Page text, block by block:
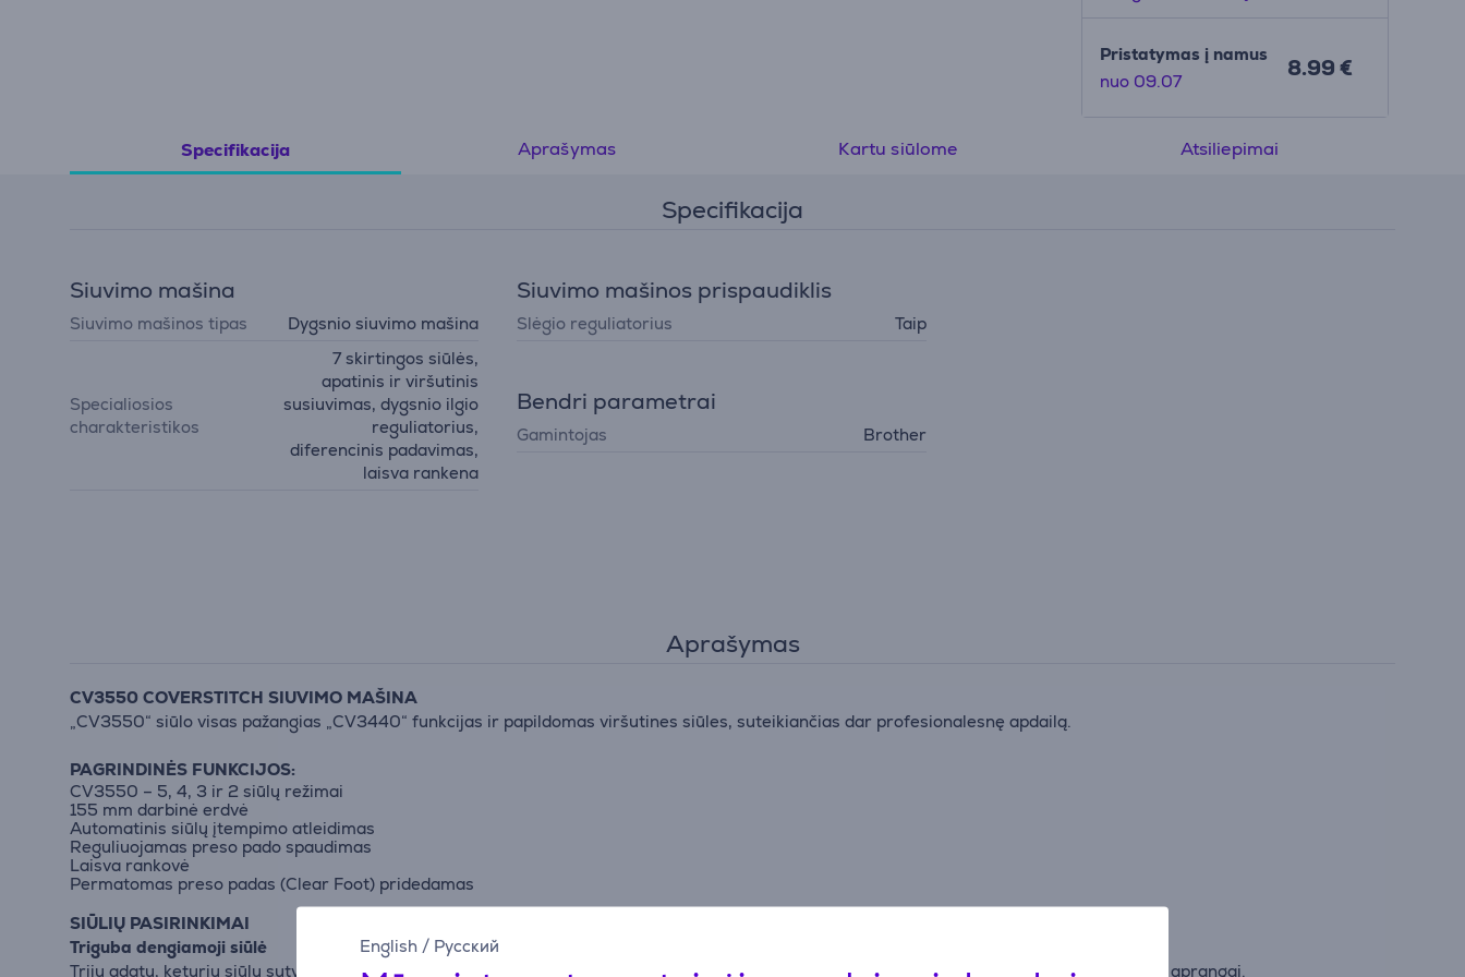
English / Русский
Pristatymas į namus
nuo 09.07
8.99 €
Specifikacija Aprašymas Kartu siūlome Atsiliepimai
Specifikacija
Siuvimo mašina
Siuvimo mašinos tipas Dygsnio siuvimo mašina
Specialiosios
charakteristikos
7 skirtingos siūlės,
apatinis ir viršutinis
susiuvimas, dygsnio ilgio
reguliatorius,
diferencinis padavimas,
laisva rankena
Siuvimo mašinos prispaudiklis
Slėgio reguliatorius Taip
Bendri parametrai
Gamintojas Brother
Aprašymas
CV3550 COVERSTITCH SIUVIMO MAŠINA
„CV3550“ siūlo visas pažangias „CV3440“ funkcijas ir papildomas viršutines siūles, suteikiančias dar profesionalesnę apdailą.
PAGRINDINĖS FUNKCIJOS:
CV3550 – 5, 4, 3 ir 2 siūlų režimai
155 mm darbinė erdvė
Automatinis siūlų įtempimo atleidimas
Reguliuojamas preso pado spaudimas
Laisva rankovė
Permatomas preso padas (Clear Foot) pridedamas
SIŪLIŲ PASIRINKIMAI
Triguba dengiamoji siūlė
Trijų adatų, keturių siūlų sutvirtinta siūlė. Idealiai tinka apsiuvimui, dekoratyviniams efektams, elastingoms ir patvarioms siūlėms sportinei aprangai.